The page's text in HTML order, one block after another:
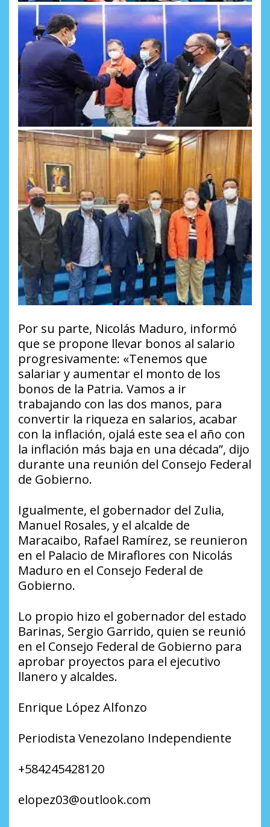
Por su parte, Nicolás Maduro, informó
que se propone llevar bonos al salario
progresivamente: «Tenemos que
salariar y aumentar el monto de los
bonos de la Patria. Vamos a ir
trabajando con las dos manos, para
convertir la riqueza en salarios, acabar
con la inflación, ojalá este sea el año con
la inflación más baja en una década”, dijo
durante una reunión del Consejo Federal
de Gobierno.
Igualmente, el gobernador del Zulia,
Manuel Rosales, y el alcalde de
Maracaibo, Rafael Ramírez, se reunieron
en el Palacio de Miraflores con Nicolás
Maduro en el Consejo Federal de
Gobierno.
Lo propio hizo el gobernador del estado
Barinas, Sergio Garrido, quien se reunió
en el Consejo Federal de Gobierno para
aprobar proyectos para el ejecutivo
llanero y alcaldes.
Enrique López Alfonzo
Periodista Venezolano Independiente
+584245428120
elopez03@outlook.com